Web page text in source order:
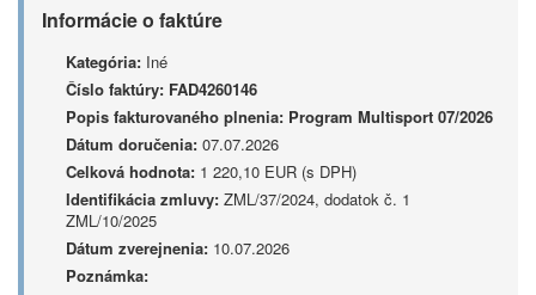
Informácie o faktúre
Kategória: Iné
Číslo faktúry: FAD4260146
Popis fakturovaného plnenia: Program Multisport 07/2026
Dátum doručenia: 07.07.2026
Celková hodnota: 1 220,10 EUR (s DPH)
Identifikácia zmluvy: ZML/37/2024, dodatok č. 1
ZML/10/2025
Dátum zverejnenia: 10.07.2026
Poznámka: